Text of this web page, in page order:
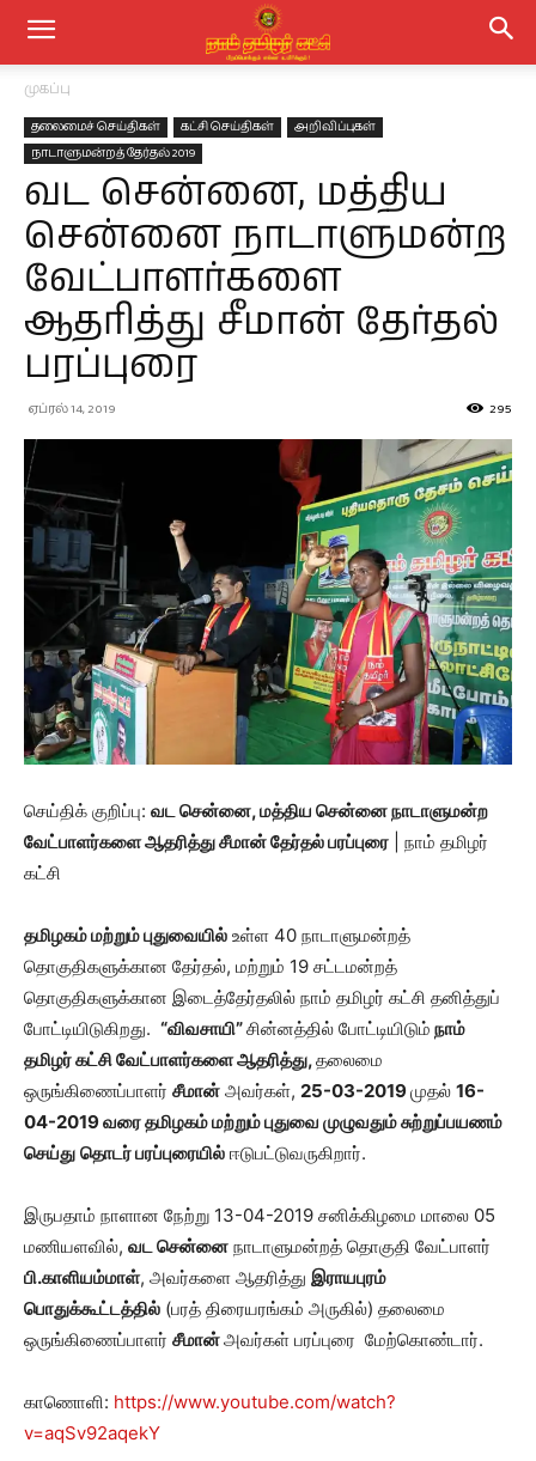
முகப்பு
தலைமைச் செய்திகள் கட்சி செய்திகள்
அறிவிப்புகள்
நாடாளுமன்றத் தேர்தல் 2019
வட சென்னை, மத்திய
சென்னை நாடாளுமன்ற
வேட்பாளர்களை
ஆதரித்து சீமான் தேர்தல்
பரப்புரை
ஏப்ரல் 14, 2019 295
செய்திக் குறிப்பு: வட சென்னை, மத்திய சென்னை நாடாளுமன்ற
வேட்பாளர்களை ஆதரித்து சீமான் தேர்தல் பரப்புரை | நாம் தமிழர்
கட்சி
தமிழகம் மற்றும் புதுவையில் உள்ள 40 நாடாளுமன்றத்
தொகுதிகளுக்கான தேர்தல், மற்றும் 19 சட்டமன்றத்
தொகுதிகளுக்கான இடைத்தேர்தலில் நாம் தமிழர் கட்சி தனித்துப்
போட்டியிடுகிறது. “விவசாயி”சின்னத்தில் போட்டியிடும் நாம்
தமிழர் கட்சி வேட்பாளர்களை ஆதரித்து,தலைமை
ஒருங்கிணைப்பாளர் சீமான் அவர்கள், 25-03-2019முதல் 16-
04-2019 வரை தமிழகம் மற்றும் புதுவை முழுவதும் சுற்றுப்பயணம்
செய்து தொடர் பரப்புரையில் ஈடுபட்டுவருகிறார்.
இருபதாம் நாளான நேற்று 13-04-2019 சனிக்கிழமை மாலை 05
மணியளவில், வட சென்னை நாடாளுமன்றத் தொகுதி வேட்பாளர்
பி.காளியம்மாள், அவர்களை ஆதரித்து இராயபுரம்
பொதுக்கூட்டத்தில் (பரத் திரையரங்கம் அருகில்) தலைமை
ஒருங்கிணைப்பாளர் சீமான்அவர்கள் பரப்புரை மேற்கொண்டார்.
காணொளி: https://www.youtube.com/watch?
v=aqSv92aqekY